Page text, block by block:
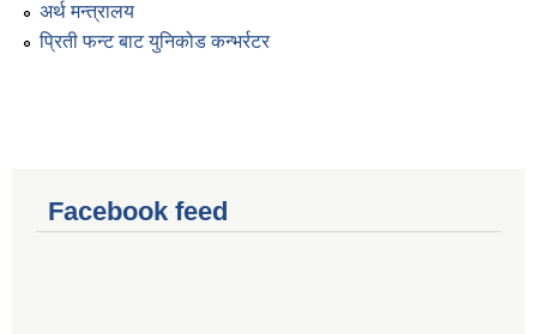
अर्थ मन्त्रालय
प्रिती फन्ट बाट युनिकोड कन्भर्रटर
Facebook feed